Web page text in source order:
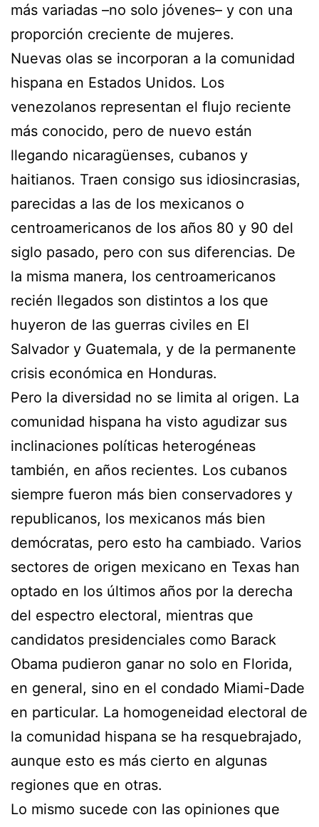
más variadas –no solo jóvenes– y con una
proporción creciente de mujeres.
Nuevas olas se incorporan a la comunidad
hispana en Estados Unidos. Los
venezolanos representan el flujo reciente
más conocido, pero de nuevo están
llegando nicaragüenses, cubanos y
haitianos. Traen consigo sus idiosincrasias,
parecidas a las de los mexicanos o
centroamericanos de los años 80 y 90 del
siglo pasado, pero con sus diferencias. De
la misma manera, los centroamericanos
recién llegados son distintos a los que
huyeron de las guerras civiles en El
Salvador y Guatemala, y de la permanente
crisis económica en Honduras.
Pero la diversidad no se limita al origen. La
comunidad hispana ha visto agudizar sus
inclinaciones políticas heterogéneas
también, en años recientes. Los cubanos
siempre fueron más bien conservadores y
republicanos, los mexicanos más bien
demócratas, pero esto ha cambiado. Varios
sectores de origen mexicano en Texas han
optado en los últimos años por la derecha
del espectro electoral, mientras que
candidatos presidenciales como Barack
Obama pudieron ganar no solo en Florida,
en general, sino en el condado Miami-Dade
en particular. La homogeneidad electoral de
la comunidad hispana se ha resquebrajado,
aunque esto es más cierto en algunas
regiones que en otras.
Lo mismo sucede con las opiniones que